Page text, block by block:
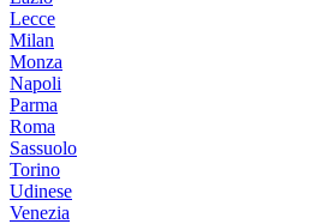
Lecce
Milan
Monza
Napoli
Parma
Roma
Sassuolo
Torino
Udinese
Venezia